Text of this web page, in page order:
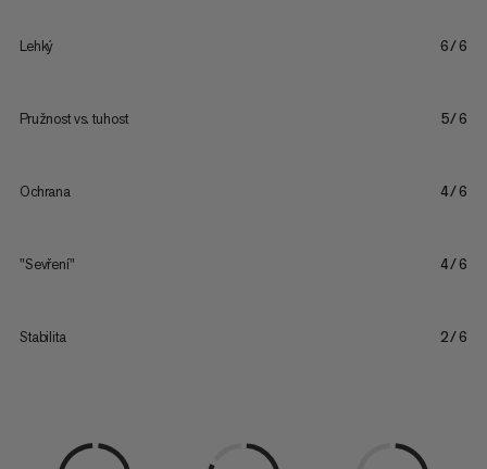
Lehký 6/6
Pružnost vs. tuhost 5/6
Ochrana 4/6
"Sevření" 4/6
Stabilita 2/6